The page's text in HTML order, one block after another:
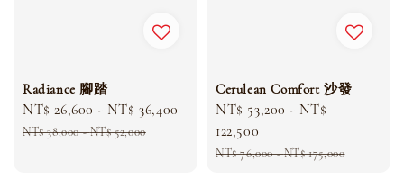
Radiance 腳踏
Sale
price
NT$ 26,600 - NT$ 36,400
Regular
price
NT$ 38,000-NT$ 52,000
Cerulean Comfort 沙發
Sale
price
NT$ 53,200 - NT$
122,500
Regular
NT$ 76,000-NT$ 175,000